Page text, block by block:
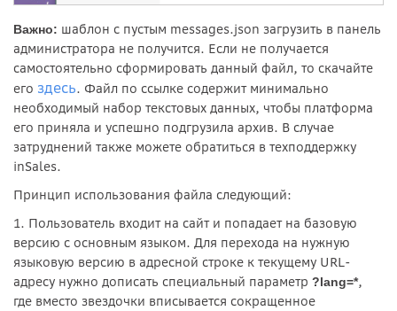
Важно: шаблон с пустым messages.json загрузить в панель
администратора не получится. Если не получается
самостоятельно сформировать данный файл, то скачайте
его здесь. Файл по ссылке содержит минимально
необходимый набор текстовых данных, чтобы платформа
его приняла и успешно подгрузила архив. В случае
затруднений также можете обратиться в техподдержку
inSales.
Принцип использования файла следующий:
1. Пользователь входит на сайт и попадает на базовую
версию с основным языком. Для перехода на нужную
языковую версию в адресной строке к текущему URL-
адресу нужно дописать специальный параметр ?lang=*,
где вместо звездочки вписывается сокращенное